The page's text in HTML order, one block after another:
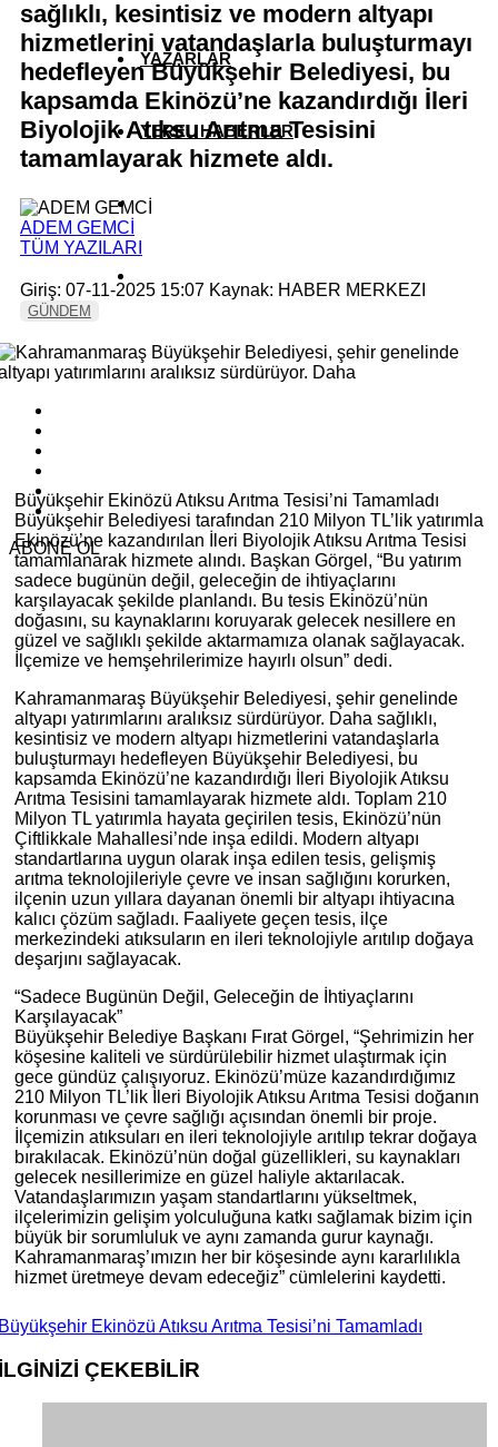
YAZARLAR
YEREL HABERLER
sağlıklı, kesintisiz ve modern altyapı
hizmetlerini vatandaşlarla buluşturmayı
hedefleyen Büyükşehir Belediyesi, bu
kapsamda Ekinözü’ne kazandırdığı İleri
Biyolojik Atıksu Arıtma Tesisini
tamamlayarak hizmete aldı.
ADEM GEMCİ
TÜM YAZILARI
Giriş: 07-11-2025 15:07 Kaynak: HABER MERKEZI
GÜNDEM
ABONE OL
Büyükşehir Ekinözü Atıksu Arıtma Tesisi’ni Tamamladı
Büyükşehir Belediyesi tarafından 210 Milyon TL’lik yatırımla
Ekinözü’ne kazandırılan İleri Biyolojik Atıksu Arıtma Tesisi
tamamlanarak hizmete alındı. Başkan Görgel, “Bu yatırım
sadece bugünün değil, geleceğin de ihtiyaçlarını
karşılayacak şekilde planlandı. Bu tesis Ekinözü’nün
doğasını, su kaynaklarını koruyarak gelecek nesillere en
güzel ve sağlıklı şekilde aktarmamıza olanak sağlayacak.
İlçemize ve hemşehrilerimize hayırlı olsun” dedi.
Kahramanmaraş Büyükşehir Belediyesi, şehir genelinde
altyapı yatırımlarını aralıksız sürdürüyor. Daha sağlıklı,
kesintisiz ve modern altyapı hizmetlerini vatandaşlarla
buluşturmayı hedefleyen Büyükşehir Belediyesi, bu
kapsamda Ekinözü’ne kazandırdığı İleri Biyolojik Atıksu
Arıtma Tesisini tamamlayarak hizmete aldı. Toplam 210
Milyon TL yatırımla hayata geçirilen tesis, Ekinözü’nün
Çiftlikkale Mahallesi’nde inşa edildi. Modern altyapı
standartlarına uygun olarak inşa edilen tesis, gelişmiş
arıtma teknolojileriyle çevre ve insan sağlığını korurken,
ilçenin uzun yıllara dayanan önemli bir altyapı ihtiyacına
kalıcı çözüm sağladı. Faaliyete geçen tesis, ilçe
merkezindeki atıksuların en ileri teknolojiyle arıtılıp doğaya
deşarjını sağlayacak.
“Sadece Bugünün Değil, Geleceğin de İhtiyaçlarını
Karşılayacak”
Büyükşehir Belediye Başkanı Fırat Görgel, “Şehrimizin her
köşesine kaliteli ve sürdürülebilir hizmet ulaştırmak için
gece gündüz çalışıyoruz. Ekinözü’müze kazandırdığımız
210 Milyon TL’lik İleri Biyolojik Atıksu Arıtma Tesisi doğanın
korunması ve çevre sağlığı açısından önemli bir proje.
İlçemizin atıksuları en ileri teknolojiyle arıtılıp tekrar doğaya
bırakılacak. Ekinözü’nün doğal güzellikleri, su kaynakları
gelecek nesillerimize en güzel haliyle aktarılacak.
Vatandaşlarımızın yaşam standartlarını yükseltmek,
ilçelerimizin gelişim yolculuğuna katkı sağlamak bizim için
büyük bir sorumluluk ve aynı zamanda gurur kaynağı.
Kahramanmaraş’ımızın her bir köşesinde aynı kararlılıkla
hizmet üretmeye devam edeceğiz” cümlelerini kaydetti.
Ekinözü Atıksu Arıtma Tesisi’ni Tamamladı
ÇEKEBİLİR